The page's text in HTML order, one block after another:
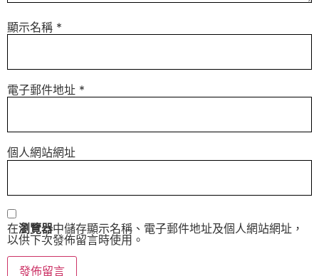
顯示名稱 *
電子郵件地址 *
個人網站網址
在瀏覽器中儲存顯示名稱、電子郵件地址及個人網站網址，
以供下次發佈留言時使用。